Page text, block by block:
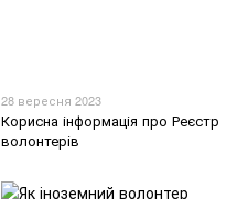
28 вересня 2023
Корисна інформація про Реєстр
волонтерів